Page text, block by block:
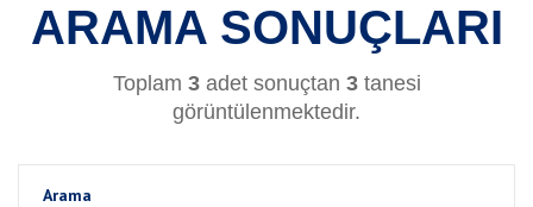
ARAMA SONUÇLARI
Toplam 3adet sonuçtan 3tanesi
görüntülenmektedir.
Arama